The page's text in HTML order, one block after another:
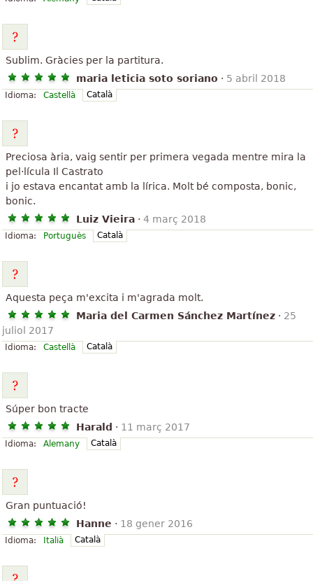
Sublim. Gràcies per la partitura.
maria leticia soto soriano · 5 abril 2018
Idioma: Castellà Català
Preciosa ària, vaig sentir per primera vegada mentre mira la
pel·lícula Il Castrato
i jo estava encantat amb la lírica. Molt bé composta, bonic,
bonic.
Luiz Vieira · 4 març 2018
Idioma: Portuguès Català
Aquesta peça m'excita i m'agrada molt.
Maria del Carmen Sánchez Martínez · 25
juliol 2017
Idioma: Castellà Català
Súper bon tracte
Harald · 11 març 2017
Idioma: Alemany Català
Gran puntuació!
Hanne · 18 gener 2016
Idioma: Italià Català